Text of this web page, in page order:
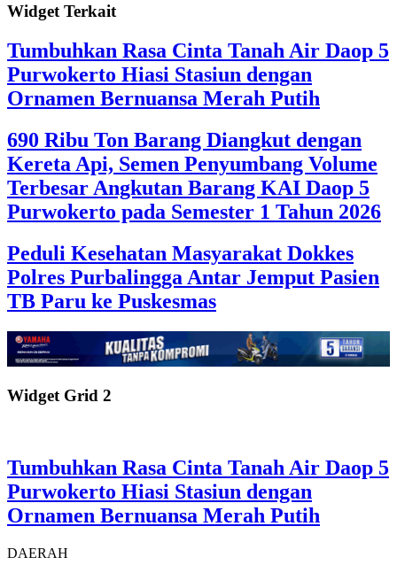
Widget Terkait
Tumbuhkan Rasa Cinta Tanah Air Daop 5
Purwokerto Hiasi Stasiun dengan
Ornamen Bernuansa Merah Putih
690 Ribu Ton Barang Diangkut dengan
Kereta Api, Semen Penyumbang Volume
Terbesar Angkutan Barang KAI Daop 5
Purwokerto pada Semester 1 Tahun 2026
Peduli Kesehatan Masyarakat Dokkes
Polres Purbalingga Antar Jemput Pasien
TB Paru ke Puskesmas
Widget Grid 2
Tumbuhkan Rasa Cinta Tanah Air Daop 5
Purwokerto Hiasi Stasiun dengan
Ornamen Bernuansa Merah Putih
DAERAH